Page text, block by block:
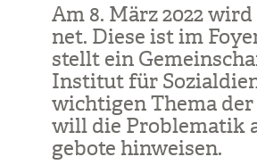
Am 8. März 2022
net. Diese ist im
stellt ein
Insti­tut für
wich­ti­gen Thema
will die Pro­ble­ma­tik
ge­bote hin­wei­sen.